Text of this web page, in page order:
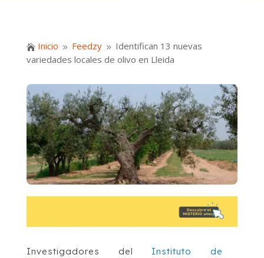
 Inicio 9 Feedzy 9 Identifican 13 nuevas
variedades locales de olivo en Lleida
Investigadores del Instituto de